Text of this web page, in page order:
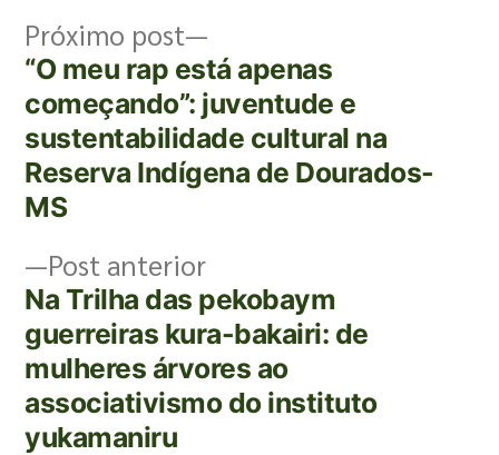
Post anterior
Na Trilha das pekobaym
guerreiras kura-bakairi: de
mulheres árvores ao
associativismo do instituto
yukamaniru
Próximo post
“O meu rap está apenas
começando”: juventude e
sustentabilidade cultural na
Reserva Indígena de Dourados-
MS